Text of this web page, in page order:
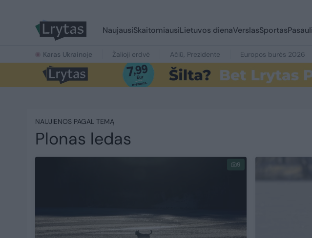
NaujausiSkaitomiausiLietuvos dienaVerslasSportas
Karas Ukrainoje Žalioji erdvė Ačiū, Prezidente Europos burės 2026
NAUJIENOS PAGAL TEMĄ
Plonas ledas
9